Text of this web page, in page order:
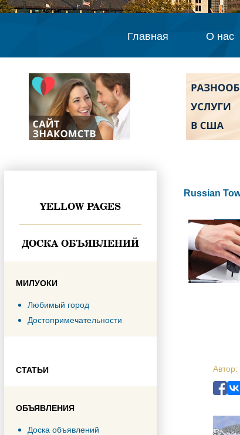
Главная О нас
YELLOW PAGES
ДОСКА ОБЪЯВЛЕНИЙ
МИЛУОКИ
Любимый город
Достопримечательности
СТАТЬИ
ОБЪЯВЛЕНИЯ
Доска объявлений
Russian
Автор: